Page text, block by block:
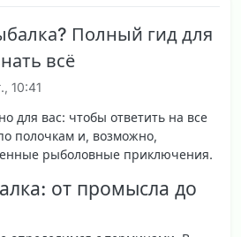
Полный гид для
всё
10:41
для вас: чтобы ответить на все
полочкам и, возможно,
рыболовные приключения.
от промысла до